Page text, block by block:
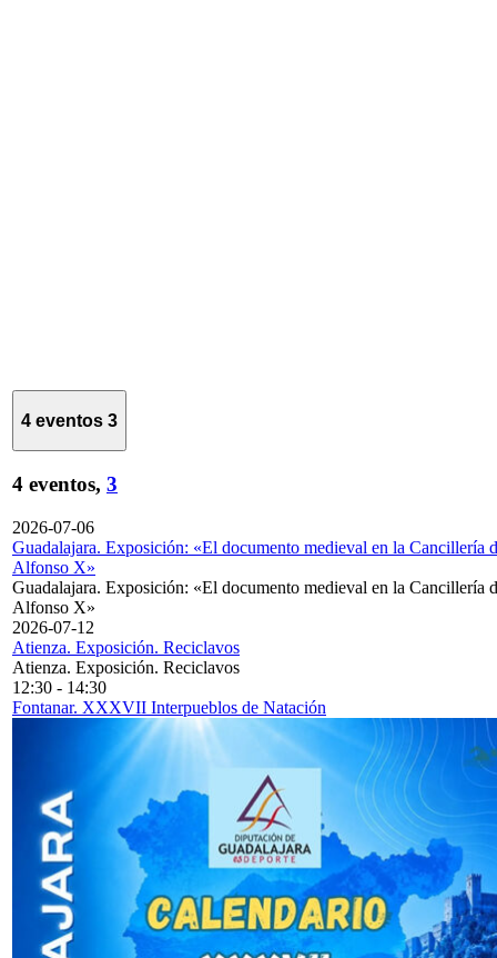
4 eventos 3
4 eventos, 3
2026-07-06
Guadalajara. Exposición: «El documento medieval en la Cancillería
Alfonso X»
Guadalajara. Exposición: «El documento medieval en la Cancillería
Alfonso X»
2026-07-12
Atienza. Exposición. Reciclavos
Atienza. Exposición. Reciclavos
12:30 - 14:30
Fontanar. XXXVII Interpueblos de Natación